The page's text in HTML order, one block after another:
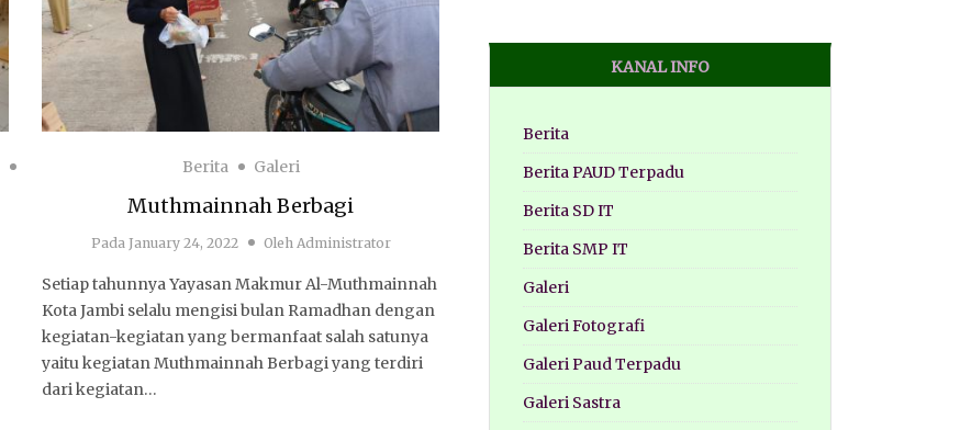
Berita Galeri
Muthmainnah Berbagi
Pada January 24, 2022 Oleh Administrator
Setiap tahunnya Yayasan Makmur Al-Muthmainnah
Kota Jambi selalu mengisi bulan Ramadhan dengan
kegiatan-kegiatan yang bermanfaat salah satunya
yaitu kegiatan Muthmainnah Berbagi yang terdiri
dari kegiatan…
KANAL INFO
Berita
Berita PAUD Terpadu
Berita SD IT
Berita SMP IT
Galeri
Galeri Fotografi
Galeri Paud Terpadu
Galeri Sastra